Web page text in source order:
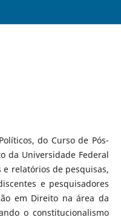
do Curso de Pós-
da Universidade Federal
relatórios de pesquisas,
e pesquisadores
em Direito na área da
o constitucionalismo